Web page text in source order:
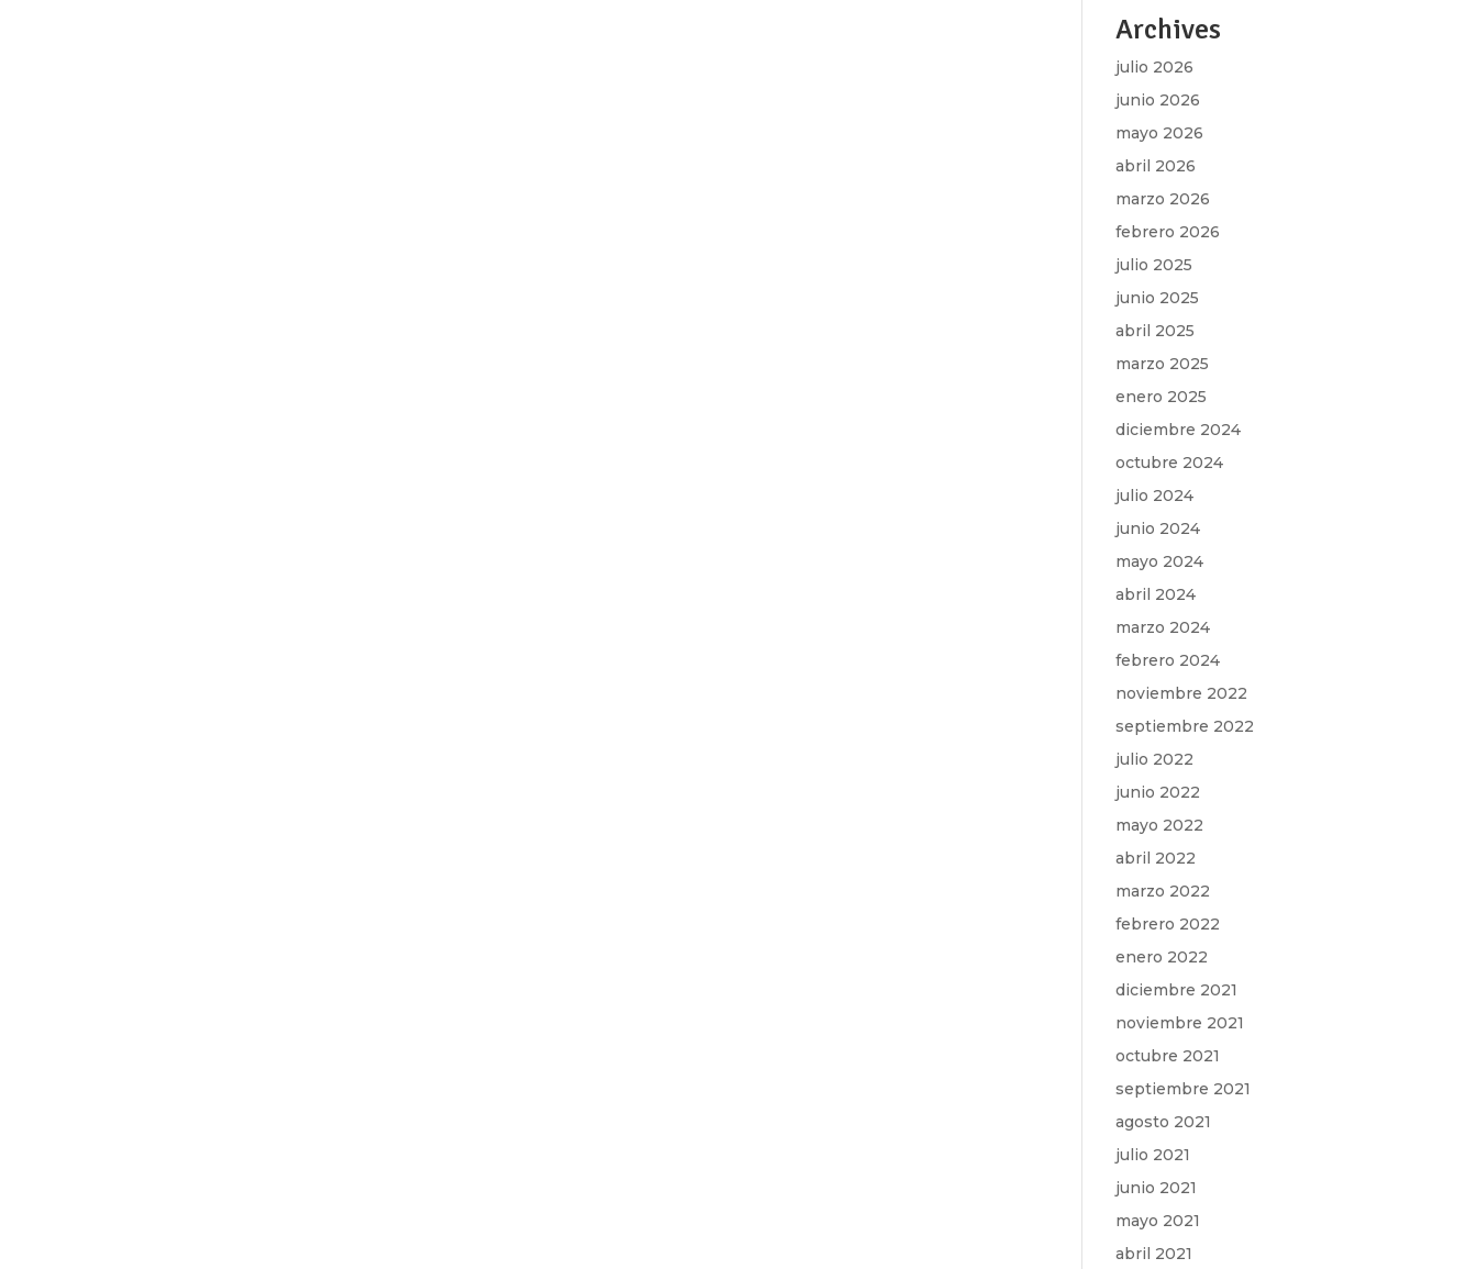
Archives
julio 2026
junio 2026
mayo 2026
abril 2026
marzo 2026
febrero 2026
julio 2025
junio 2025
abril 2025
marzo 2025
enero 2025
diciembre 2024
octubre 2024
julio 2024
junio 2024
mayo 2024
abril 2024
marzo 2024
febrero 2024
noviembre 2022
septiembre 2022
julio 2022
junio 2022
mayo 2022
abril 2022
marzo 2022
febrero 2022
enero 2022
diciembre 2021
noviembre 2021
octubre 2021
septiembre 2021
agosto 2021
julio 2021
junio 2021
mayo 2021
abril 2021